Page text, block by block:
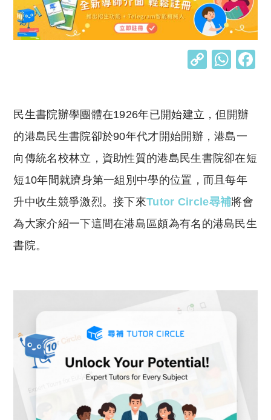
C
y
Li
n
k
W
s
A
p
p
民生書院辦學團體在1926年已開始建立，但開辦
的港島民生書院卻於90年代才開始開辦，港島一
向傳統名校林立，資助性質的港島民生書院卻在短
短10年間就躋身第一組別中學的位置，而且每年
升中收生競爭激烈。接下來Tutor Circle尋補將會
為大家介紹一下這間在港島區頗為有名的港島民生
書院。